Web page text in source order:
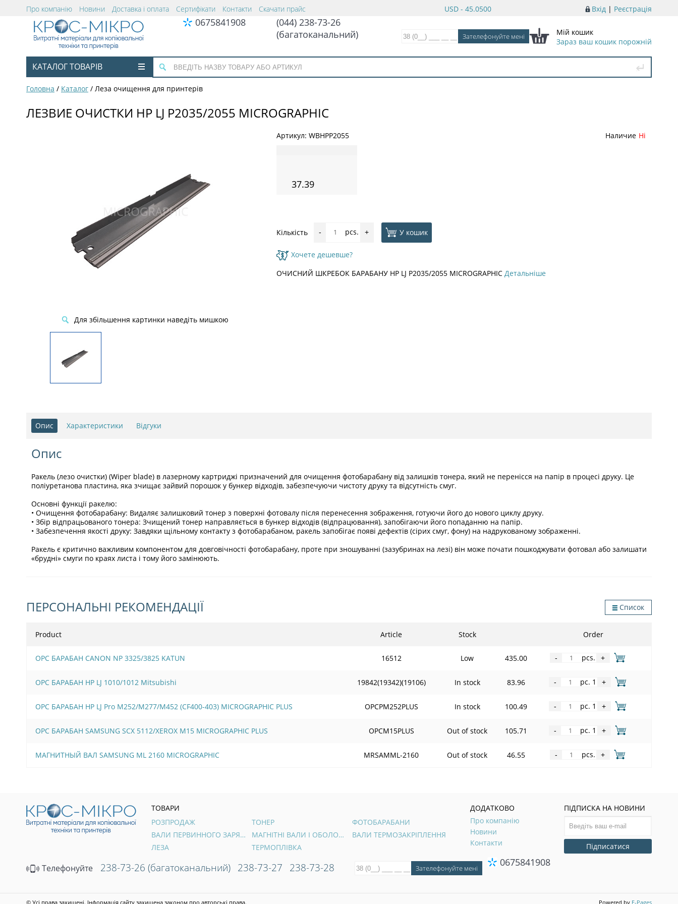
Вхід | Реєстрація
USD - 45.0500
Про компанію Новини Доставка і оплата Сертифікати Контакти Скачати прайс
0675841908
(044) 238-73-26
(багатоканальний)
Мій кошик
Зараз ваш кошик порожній
КАТАЛОГ ТОВАРІВ
Головна / Каталог / Леза очищення для принтерів
ЛЕЗВИЕ ОЧИСТКИ HP LJ P2035/2055 MICROGRAPHIC
Для збільшення картинки наведіть мишкою
Артикул: WBHPP2055 Наличие Ні
37.39
Кількість - pcs. + У кошик
Хочете дешевше?
ОЧИСНИЙ ШКРЕБОК БАРАБАНУ HP LJ P2035/2055 MICROGRAPHIC Детальніше
Опис Характеристики Відгуки
Опис
Ракель (лезо очистки) (Wiper blade) в лазерному картриджі призначений для очищення фотобарабану від залишків тонера, який не перенісся на папір в процесі друку. Це
поліуретанова пластина, яка зчищає зайвий порошок у бункер відходів, забезпечуючи чистоту друку та відсутність смуг.
Основні функції ракелю:
• Очищення фотобарабану: Видаляє залишковий тонер з поверхні фотовалу після перенесення зображення, готуючи його до нового циклу друку.
• Збір відпрацьованого тонера: Зчищений тонер направляється в бункер відходів (відпрацювання), запобігаючи його попаданню на папір.
• Забезпечення якості друку: Завдяки щільному контакту з фотобарабаном, ракель запобігає появі дефектів (сірих смуг, фону) на надрукованому зображенні.
Ракель є критично важливим компонентом для довговічності фотобарабану, проте при зношуванні (зазубринах на лезі) він може почати пошкоджувати фотовал або залишати
«брудні» смуги по краях листа і тому його замінюють.
ПЕРСОНАЛЬНІ РЕКОМЕНДАЦІЇ Список
Product Article Stock Order
OPC БАРАБАН CANON NP 3325/3825 KATUN 16512 Low 435.00 - pcs. +
OPC БАРАБАН HP LJ 1010/1012 Mitsubishi 19842(19342)(19106) In stock 83.96 - pc. 1 +
OPC БАРАБАН HP LJ Pro M252/M277/M452 (CF400-403) MICROGRAPHIC PLUS OPCPM252PLUS In stock 100.49 - pc. 1 +
OPC БАРАБАН SAMSUNG SCX 5112/XEROX M15 MICROGRAPHIC PLUS OPCM15PLUS Out of stock 105.71 - pc. 1 +
МАГНИТНЫЙ ВАЛ SAMSUNG ML 2160 MICROGRAPHIC MRSAMML-2160 Out of stock 46.55 - pcs. +
ТОВАРИ
РОЗПРОДАЖ
ТОНЕР
ФОТОБАРАБАНИ
ВАЛИ ПЕРВИННОГО ЗАРЯДУ
МАГНІТНІ ВАЛИ І ОБОЛОНКИ
ВАЛИ ТЕРМОЗАКРІПЛЕННЯ
ЛЕЗА
ТЕРМОПЛІВКА
ДОДАТКОВО
Про компанію
Новини
Контакти
ПІДПИСКА НА НОВИНИ
Підписатися
Телефонуйте 238-73-26 (багатоканальний) 238-73-27 238-73-28 0675841908
© Усі права захищені. Інформація сайту захищена законом про авторські права. Powered by E-Pages